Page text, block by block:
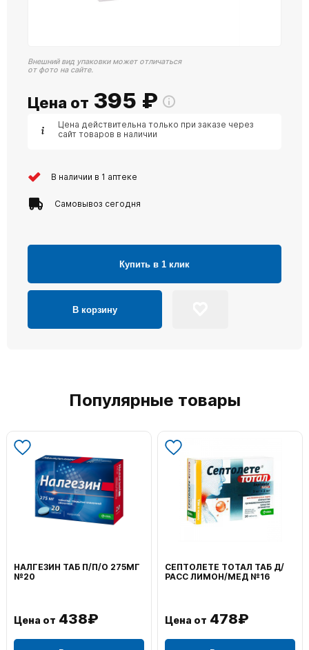
Внешний вид упаковки может отличаться
от фото на сайте.
Цена от 395 ₽
Цена действительна только при заказе через
сайт товаров в наличии
В наличии в 1 аптеке
Самовывоз сегодня
Купить в 1 клик
В корзину
Популярные товары
НАЛГЕЗИН ТАБ П/П/О 275МГ
№20
Цена от 438₽
СЕПТОЛЕТЕ ТОТАЛ ТАБ Д/
РАСС ЛИМОН/МЕД №16
Цена от 478₽